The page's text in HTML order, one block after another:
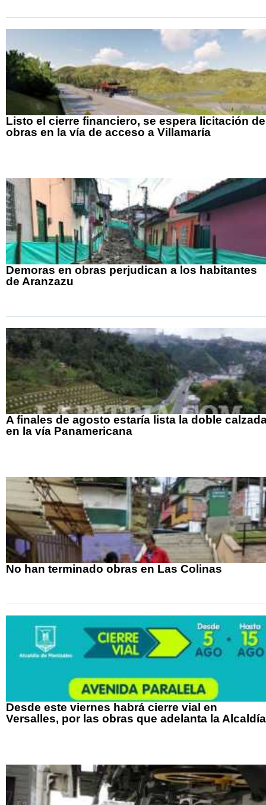
Listo el cierre financiero, se espera licitación de
obras en la vía de acceso a Villamaría
Demoras en obras perjudican a los habitantes
de Aranzazu
A finales de agosto estaría lista la doble
en la vía Panamericana
No han terminado obras en Las Colinas
Desde este viernes habrá cierre vial en
Versalles, por las obras que adelanta la Alcaldía